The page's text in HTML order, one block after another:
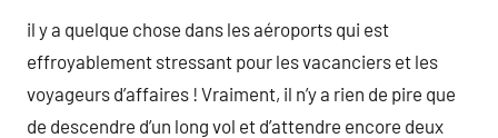
il y a quelque chose dans les aéroports qui est
effroyablement stressant pour les vacanciers et les
voyageurs d’affaires ! Vraiment, il n’y a rien de pire que
de descendre d’un long vol et d’attendre encore deux